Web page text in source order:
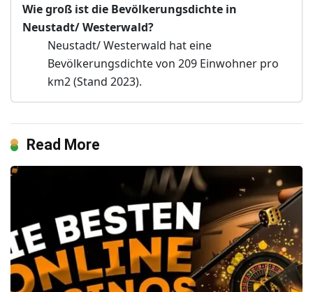
Wie groß ist die Bevölkerungsdichte in
Neustadt/ Westerwald?
Neustadt/ Westerwald hat eine
Bevölkerungsdichte von 209 Einwohner pro
km2 (Stand 2023).
Read More